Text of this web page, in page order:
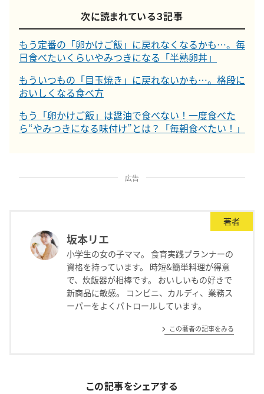
次に読まれている３記事
もう定番の「卵かけご飯」に戻れなくなるかも…。毎
日食べたいくらいやみつきになる「半熟卵丼」
もういつもの「目玉焼き」に戻れないかも…。格段に
おいしくなる食べ方
もう「卵かけご飯」は醤油で食べない！一度食べた
ら“やみつきになる味付け”とは？「毎朝食べたい！」
広告
著者
坂本リエ
小学生の女の子ママ。 食育実践プランナーの
資格を持っています。 時短&簡単料理が得意
で、炊飯器が相棒です。 おいしいもの好きで
新商品に敏感。 コンビニ、カルディ、業務ス
ーパーをよくパトロールしています。
この著者の記事をみる
この記事をシェアする